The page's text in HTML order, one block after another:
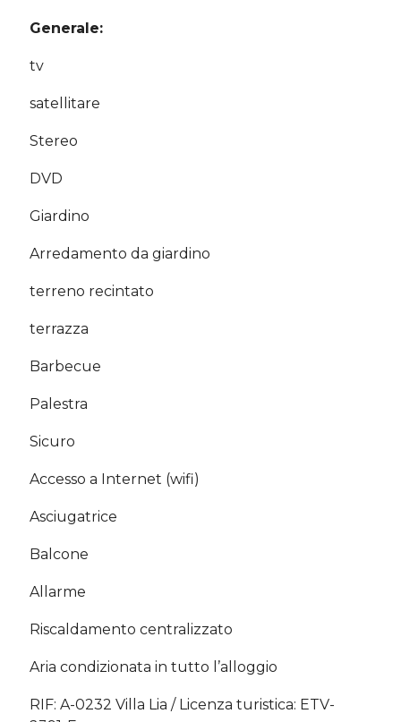
Generale:
tv
satellitare
Stereo
DVD
Giardino
Arredamento da giardino
terreno recintato
terrazza
Barbecue
Palestra
Sicuro
Accesso a Internet (wifi)
Asciugatrice
Balcone
Allarme
Riscaldamento centralizzato
Aria condizionata in tutto l’alloggio
RIF: A-0232 Villa Lia / Licenza turistica: ETV-